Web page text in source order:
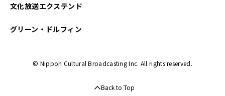
文化放送エクステンド
グリーン・ドルフィン
© Nippon Cultural Broadcasting Inc. All rights reserved.
Back to Top